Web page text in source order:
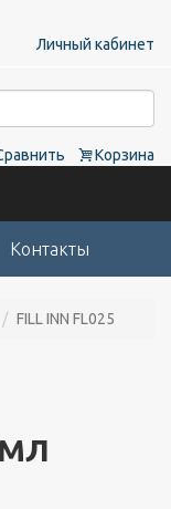
Личный кабинет
Корзина
Контакты
FILL INN FL025